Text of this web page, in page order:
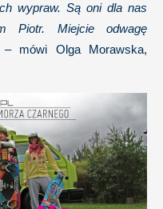
wypraw. Są oni dla nas
Piotr. Miejcie odwagę
mówi Olga Morawska,